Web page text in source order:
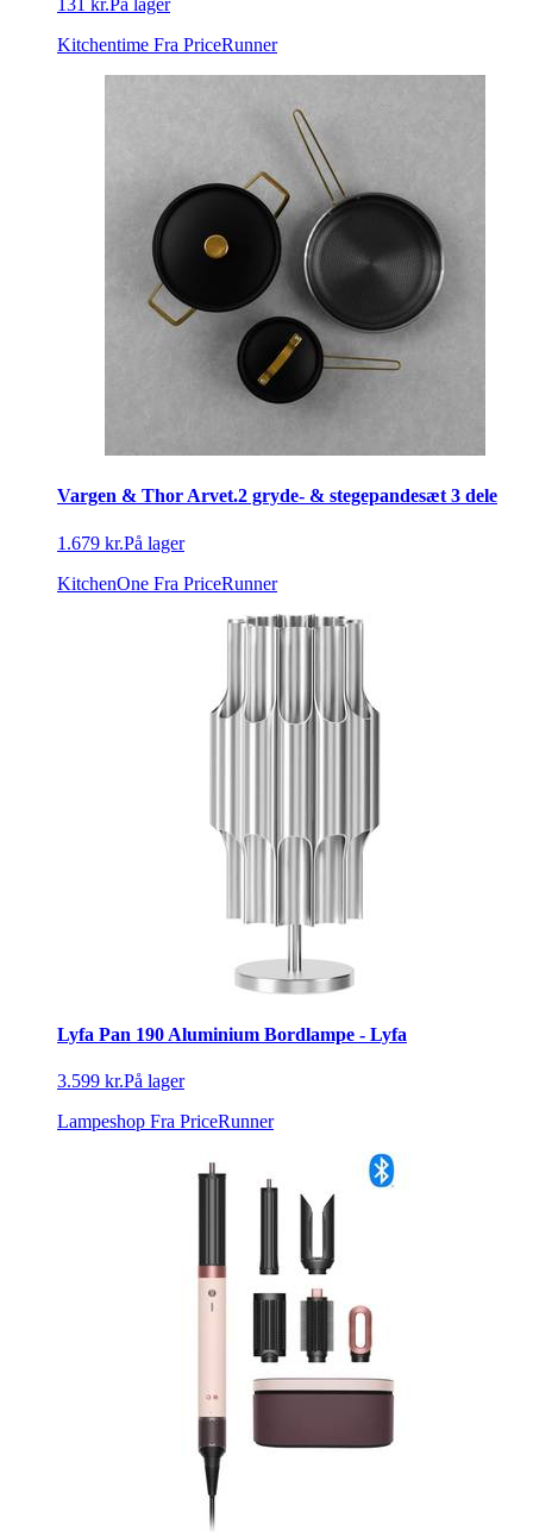
131 kr.På lager
Kitchentime Fra PriceRunner
Vargen & Thor Arvet.2 gryde- & stegepandesæt 3 dele
1.679 kr.På lager
KitchenOne Fra PriceRunner
Lyfa Pan 190 Aluminium Bordlampe - Lyfa
3.599 kr.På lager
Lampeshop Fra PriceRunner